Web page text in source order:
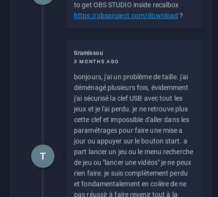
to get OBS STUDIO inside recalbox
https://obsproject.com/download ?
tiramissou
3 MONTHS AGO
bonjours, j'ai un problème de taille. j'ai
déménagé plusieurs fois, évidemment
j'ai sécurisé la clef USB avec tout les
jeux et je l'ai perdu. je ne retrouve plus
cette clef et impossible d'aller dans les
paramétrages pour faire une mise a
jour ou appuyer sur le bouton start. a
part lancer un jeu ou le menu recherche
de jeu ou "lancer une vidéos" je ne peux
rien faire. je suis complètement perdu
et fondamentalement en colère de ne
pas réussir à faire revenir tout à la
T